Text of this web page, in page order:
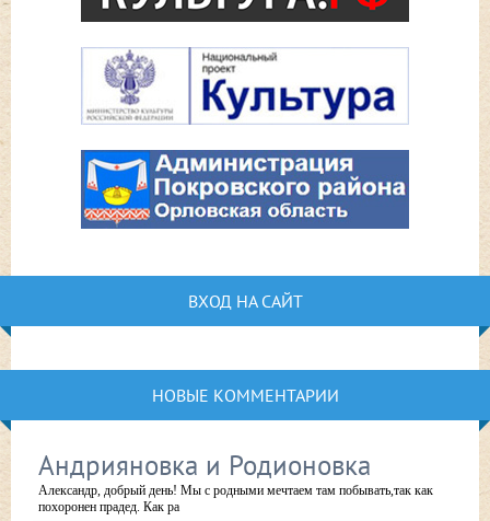
ВХОД НА САЙТ
НОВЫЕ КОММЕНТАРИИ
Андрияновка и Родионовка
Александр, добрый день! Мы с родными мечтаем там побывать,так как
похоронен прадед. Как ра